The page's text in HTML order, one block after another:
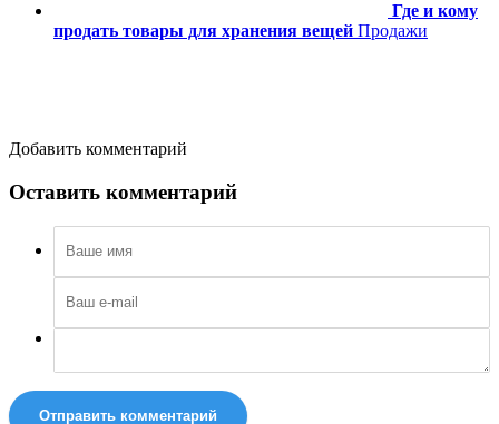
Где и кому
продать товары для хранения вещей Продажи
Добавить комментарий
Оставить комментарий
Отправить комментарий